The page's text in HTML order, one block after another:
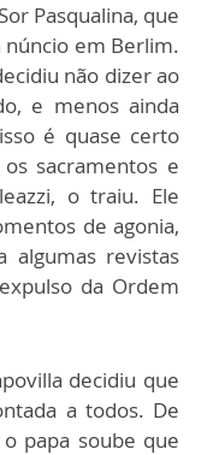
Pasqualina, que
em Berlim.
não dizer ao
e menos ainda
é quase certo
sacramentos e
o traiu. Ele
de agonia,
algumas revistas
da Ordem
decidiu que
a todos. De
papa soube que